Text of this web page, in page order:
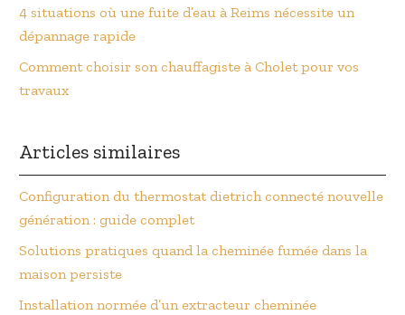
4 situations où une fuite d’eau à Reims nécessite un
dépannage rapide
Comment choisir son chauffagiste à Cholet pour vos
travaux
Articles similaires
Configuration du thermostat dietrich connecté nouvelle
génération : guide complet
Solutions pratiques quand la cheminée fumée dans la
maison persiste
Installation normée d’un extracteur cheminée